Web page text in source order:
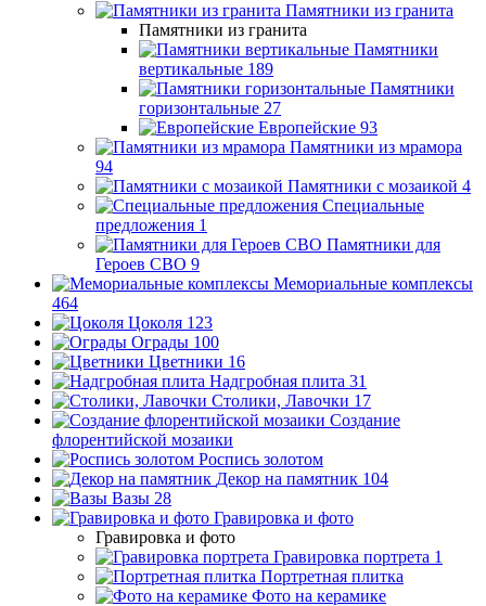
Памятники из гранита
Памятники из гранита
Памятники
вертикальные 189
Памятники
горизонтальные 27
Европейские 93
Памятники из мрамора
94
Памятники с мозаикой 4
Специальные
предложения 1
Памятники для
Героев СВО 9
Мемориальные комплексы
464
Цоколя 123
Ограды 100
Цветники 16
Надгробная плита 31
Столики, Лавочки 17
Создание
флорентийской мозаики
Роспись золотом
Декор на памятник 104
Вазы 28
Гравировка и фото
Гравировка и фото
Гравировка портрета 1
Портретная плитка
Фото на керамике